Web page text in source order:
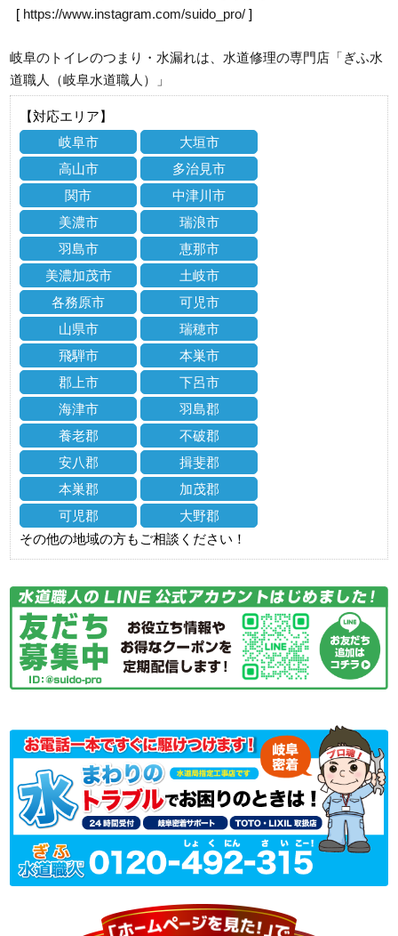
[ https://www.instagram.com/suido_pro/ ]
岐阜のトイレのつまり・水漏れは、水道修理の専門店「ぎふ水
道職人（岐阜水道職人）」
【対応エリア】
岐阜市
大垣市
高山市
多治見市
関市
中津川市
美濃市
瑞浪市
羽島市
恵那市
美濃加茂市
土岐市
各務原市
可児市
山県市
瑞穂市
飛騨市
本巣市
郡上市
下呂市
海津市
羽島郡
養老郡
不破郡
安八郡
揖斐郡
本巣郡
加茂郡
可児郡
大野郡
その他の地域の方もご相談ください！